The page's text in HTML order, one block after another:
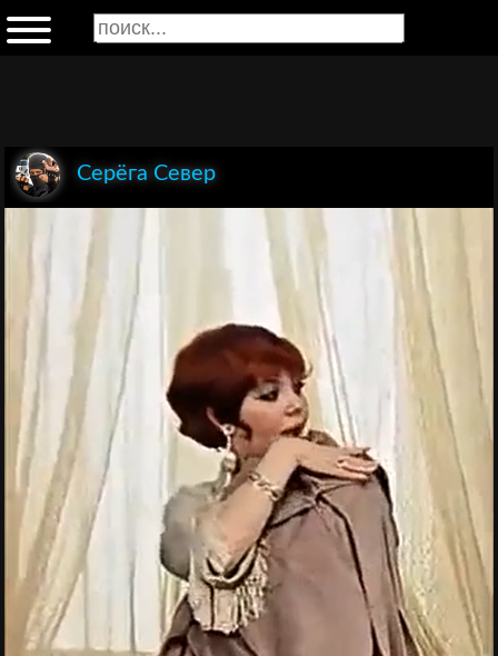
Серёга Север